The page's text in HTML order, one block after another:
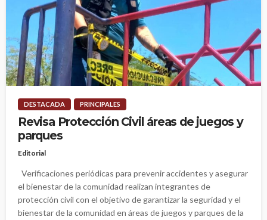
DESTACADA PRINCIPALES
Revisa Protección Civil áreas de juegos y
parques
Editorial
Verificaciones periódicas para prevenir accidentes y asegurar
el bienestar de la comunidad realizan integrantes de
protección civil con el objetivo de garantizar la seguridad y el
bienestar de la comunidad en áreas de juegos y parques de la